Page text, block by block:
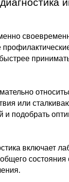
или
и подобрать
включает